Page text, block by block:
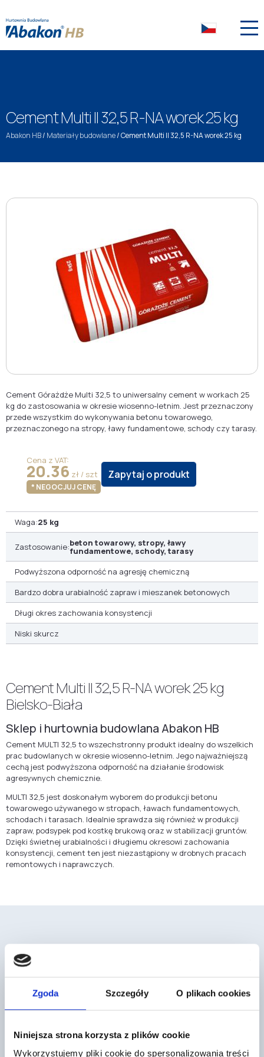
Zgoda Szczegóły O plikach cookies
Niniejsza strona korzysta z plików cookie
Wykorzystujemy pliki cookie do spersonalizowania treści
Cement Multi II 32,5 R-NA worek 25 kg
Abakon HB/ Materiały budowlane/Cement Multi II 32,5 R-NA worek 25 kg
Cement Górażdże Multi 32,5 to uniwersalny cement w workach 25
kg do zastosowania w okresie wiosenno-letnim. Jest przeznaczony
przede wszystkim do wykonywania betonu towarowego,
przeznaczonego na stropy, ławy fundamentowe, schody czy tarasy.
Cena z VAT:
20.36 zł / szt
* NEGOCJUJ CENĘ
Zapytaj o produkt
Waga:25 kg
Zastosowanie:beton towarowy, stropy, ławy
fundamentowe, schody, tarasy
Podwyższona odporność na agresję chemiczną
Bardzo dobra urabialność zapraw i mieszanek betonowych
Długi okres zachowania konsystencji
Niski skurcz
Cement Multi II 32,5 R-NA worek 25 kg
Bielsko-Biała
Sklep i hurtownia budowlana Abakon HB
Cement MULTI 32,5 to wszechstronny produkt idealny do wszelkich
prac budowlanych w okresie wiosenno-letnim. Jego najważniejszą
cechą jest podwyższona odporność na działanie środowisk
agresywnych chemicznie.
MULTI 32,5 jest doskonałym wyborem do produkcji betonu
towarowego używanego w stropach, ławach fundamentowych,
schodach i tarasach. Idealnie sprawdza się również w produkcji
zapraw, podsypek pod kostkę brukową oraz w stabilizacji gruntów.
Dzięki świetnej urabialności i długiemu okresowi zachowania
konsystencji, cement ten jest niezastąpiony w drobnych pracach
remontowych i naprawczych.
Mogą cię również zainteresować